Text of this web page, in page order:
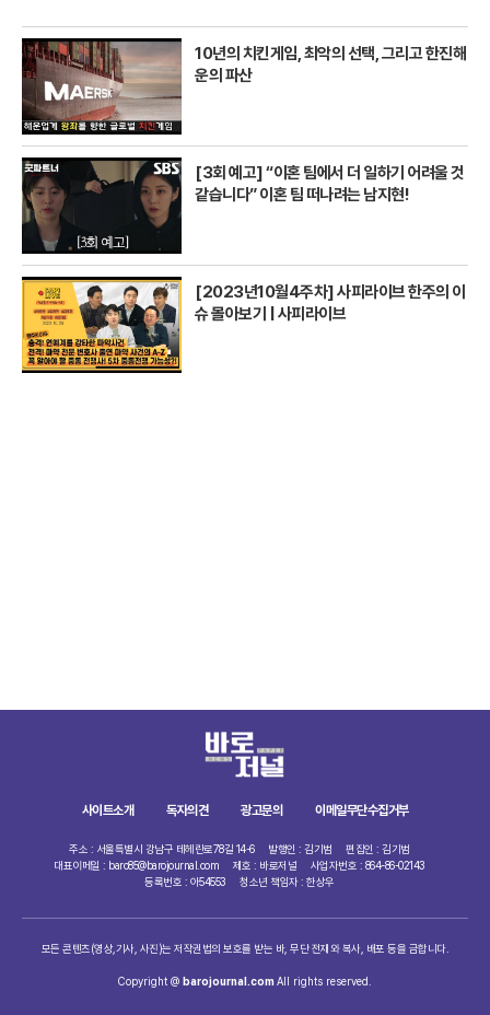
10년의 치킨게임, 최악의 선택, 그리고 한진해
운의 파산
[3회 예고] “이혼 팀에서 더 일하기 어려울 것
같습니다” 이혼 팀 떠나려는 남지현!
[2023년10월4주차] 사피라이브 한주의 이
슈 몰아보기 | 사피라이브
사이트소개 독자의견 광고문의 이메일무단수집거부
주소 : 서울특별시 강남구 테헤란로78길 14-6 발행인 : 김기범
편집인 : 김기범
대표이메일 : baro85@barojournal.com
제호 : 바로저널
사업자번호 : 864-86-02143
등록번호 : 아54553
청소년 책임자 : 한상우
모든 콘텐츠(영상,기사, 사진)는 저작권법의 보호를 받는 바, 무단 전재와 복사, 배포 등을 금합니다.
Copyright @ barojournal.comAll rights reserved.